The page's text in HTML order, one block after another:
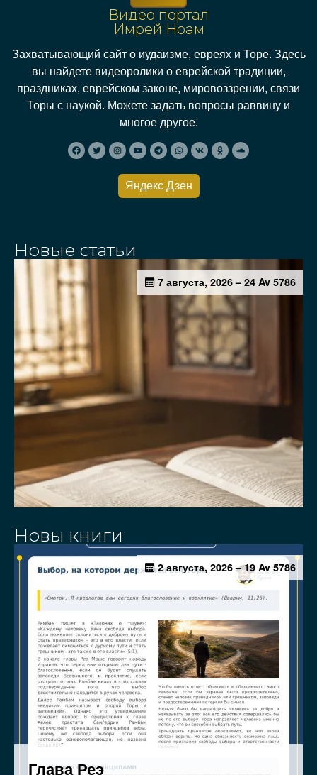
Видео портал
Имрей Ноам
Захватывающий сайт о иудаизме, евреях и Торе. Здесь
вы найдете видеоролики о еврейской традиции,
праздниках, еврейском законе, мировоззрении, связи
Торы с наукой. Можете задать вопросы раввину и
многое другое.
Яндекс Дзен
Новые статьи
Новы книги